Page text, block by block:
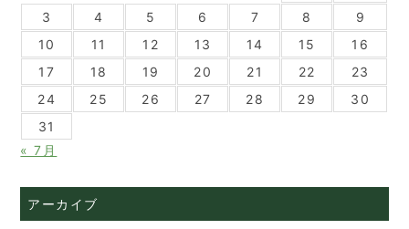
3
4 5 6 7 8
9
10
11 12 13 14 15
16
17
18 19 20 21 22
23
24
25 26 27 28 29
30
31
« 7月
アーカイブ